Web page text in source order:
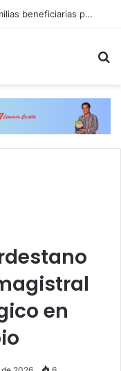
Supérate promueve diálogo con familias beneficiarias para su protección social en Hato Mayor
en